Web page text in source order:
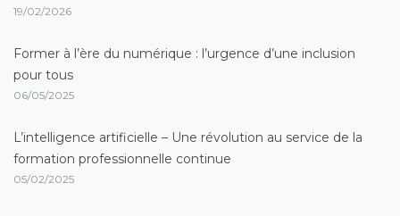
19/02/2026
Former à l’ère du numérique : l’urgence d’une inclusion
pour tous
06/05/2025
L’intelligence artificielle – Une révolution au service de la
formation professionnelle continue
05/02/2025